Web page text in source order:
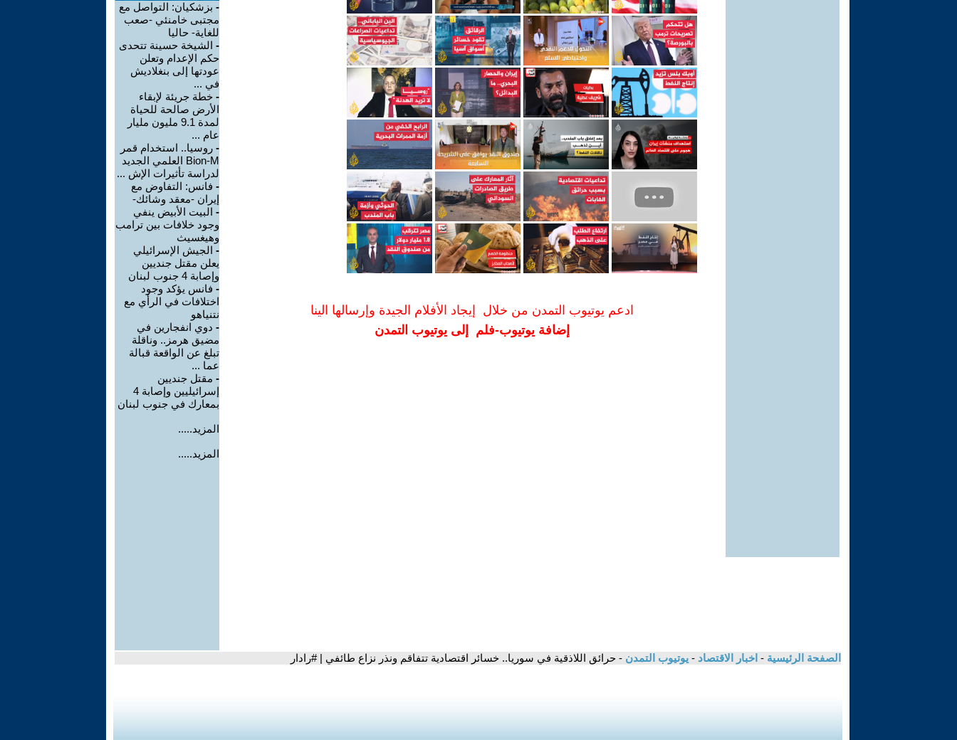
ادعم يوتيوب التمدن من خلال إيجاد الأفلام الجيدة وإرسالها الينا
إضافة يوتيوب-فلم إلى يوتيوب التمدن
- بزشكيان: التواصل مع
مجتبى خامنئي -صعب
للغاية- حاليا
- الشيخة حسينة تتحدى
حكم الإعدام وتعلن
عودتها إلى بنغلاديش
في ...
- خطة جريئة لإبقاء
الأرض صالحة للحياة
لمدة 9.1 مليون مليار
عام ...
- روسيا.. استخدام قمر
Bion-M العلمي الجديد
لدراسة تأثيرات الإش ...
- فانس: التفاوض مع
إيران -معقد وشائك-
- البيت الأبيض ينفي
وجود خلافات بين ترامب
وهيغسيث
- الجيش الإسرائيلي
يعلن مقتل جنديين
وإصابة 4 جنوب لبنان
- فانس يؤكد وجود
اختلافات في الرأي مع
نتنياهو
- دوي انفجارين في
مضيق هرمز.. وناقلة
تبلغ عن الواقعة قبالة
عما ...
- مقتل جنديين
إسرائيليين وإصابة 4
بمعارك في جنوب لبنان
المزيد.....
المزيد.....
الصفحة الرئيسية - اخبار الاقتصاد - يوتيوب التمدن - حرائق اللاذقية في سوريا.. خسائر اقتصادية تتفاقم ونذر نزاع طائفي | #رادار